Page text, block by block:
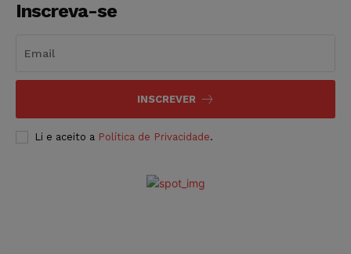
Inscreva-se
INSCREVER
Li e aceito a Política de Privacidade.